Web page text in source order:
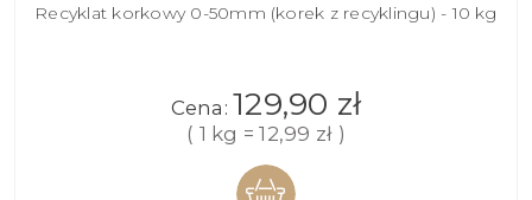
Recyklat korkowy 0-50mm (korek z recyklingu) - 10 kg
Cena: 129,90 zł
( 1 kg = 12,99 zł )